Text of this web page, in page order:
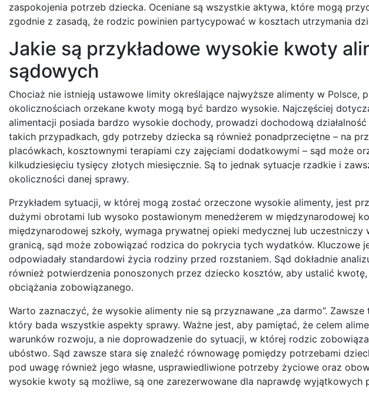
zaspokojenia potrzeb dziecka. Oceniane są wszystkie aktywa, które mogą
zgodnie z zasadą, że rodzic powinien partycypować w kosztach utrzymania
Jakie są przykładowe wysokie kwoty
sądowych
Chociaż nie istnieją ustawowe limity określające najwyższe alimenty w
okolicznościach orzekane kwoty mogą być bardzo wysokie. Najczęściej
alimentacji posiada bardzo wysokie dochody, prowadzi dochodową
takich przypadkach, gdy potrzeby dziecka są również ponadprzeciętne – na
placówkach, kosztownymi terapiami czy zajęciami dodatkowymi – sąd może
kilkudziesięciu tysięcy złotych miesięcznie. Są to jednak sytuacje rzadkie i
okoliczności danej sprawy.
Przykładem sytuacji, w której mogą zostać orzeczone wysokie alimenty, jest
dużymi obrotami lub wysoko postawionym menedżerem w międzynarodowej
międzynarodowej szkoły, wymaga prywatnej opieki medycznej lub
granicą, sąd może zobowiązać rodzica do pokrycia tych wydatków. Kluczowe
odpowiadały standardowi życia rodziny przed rozstaniem. Sąd dokładnie
również potwierdzenia ponoszonych przez dziecko kosztów, aby ustalić
obciążania zobowiązanego.
Warto zaznaczyć, że wysokie alimenty nie są przyznawane „za darmo”.
który bada wszystkie aspekty sprawy. Ważne jest, aby pamiętać, że celem
warunków rozwoju, a nie doprowadzenie do sytuacji, w której rodzic
ubóstwo. Sąd zawsze stara się znaleźć równowagę pomiędzy potrzebami
pod uwagę również jego własne, usprawiedliwione potrzeby życiowe oraz
wysokie kwoty są możliwe, są one zarezerwowane dla naprawdę wyjątkowych